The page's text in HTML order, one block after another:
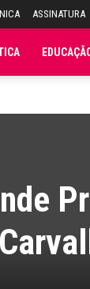
ASSINATURA